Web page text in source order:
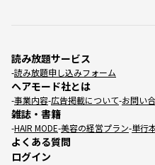
読み放題サービス
読み放題申し込みフォーム
ヘアモード社とは
事業内容 広告掲載について お問い
雑誌・書籍
HAIR MODE 美容の経営プラン 単行
よくある質問
ログイン